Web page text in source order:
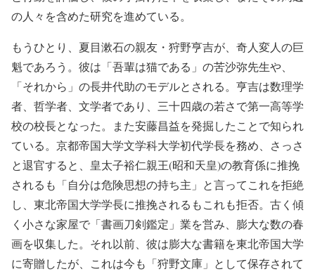
の人々を含めた研究を進めている。
もうひとり、夏目漱石の親友・狩野亨吉が、奇人変人の巨
魁であろう。彼は「吾輩は猫である」の苦沙弥先生や、
「それから」の長井代助のモデルとされる。亨吉は数理学
者、哲学者、文学者であり、三十四歳の若さで第一高等学
校の校長となった。また安藤昌益を発掘したことで知られ
ている。京都帝国大学文学科大学初代学長を務め、さっさ
と退官すると、皇太子裕仁親王(昭和天皇)の教育係に推挽
されるも「自分は危険思想の持ち主」と言ってこれを拒絶
し、東北帝国大学学長に推挽されるもこれも拒否。古く傾
く小さな家屋で「書画刀剣鑑定」業を営み、膨大な数の春
画を収集した。それ以前、彼は膨大な書籍を東北帝国大学
に寄贈したが、これは今も「狩野文庫」として保存されて